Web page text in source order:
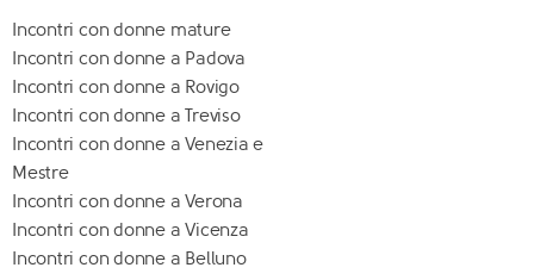
Incontri con donne mature
Incontri con donne a Padova
Incontri con donne a Rovigo
Incontri con donne a Treviso
Incontri con donne a Venezia e
Mestre
Incontri con donne a Verona
Incontri con donne a Vicenza
Incontri con donne a Belluno